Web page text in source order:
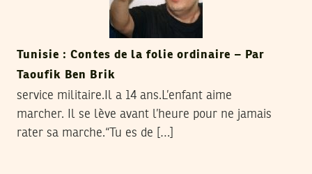
Tunisie : Contes de la folie ordinaire – Par
Taoufik Ben Brik
service militaire.Il a 14 ans.L’enfant aime
marcher. Il se lève avant l’heure pour ne jamais
rater sa marche.“Tu es de […]